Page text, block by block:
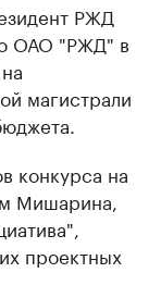
РЖД
ОАО "РЖД" в
магистрали
конкурса на
Мишарина,
проектных